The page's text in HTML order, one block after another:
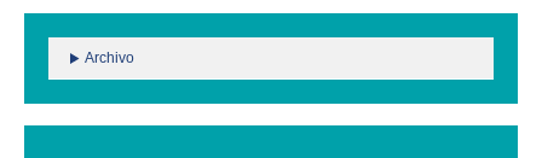
Archivo